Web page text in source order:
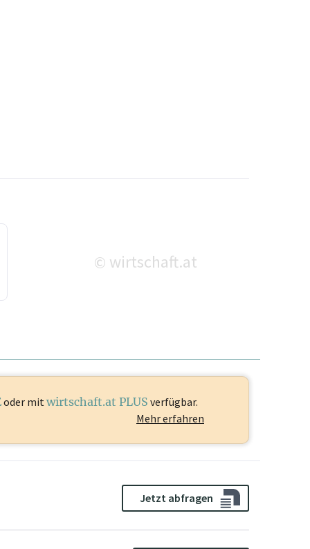
© wirtschaft.at
oder mit wirtschaft.at PLUS verfügbar.
Mehr erfahren
Jetzt abfragen